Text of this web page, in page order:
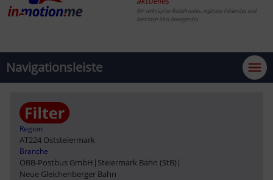
Wir verknüpfen Bestehendes, ergänzen Fehlendes und
berichten über Bewegendes
Navigationsleiste
Region
AT224 Oststeiermark
Branche
ÖBB-Postbus GmbH | Steiermark Bahn (StB) |
Neue Gleichenberger Bahn